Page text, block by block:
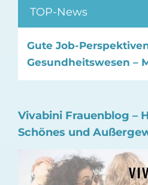
TOP-News
Gute Job-
Gesundheitswesen –
Vivabini Frauenblog –
Schönes und